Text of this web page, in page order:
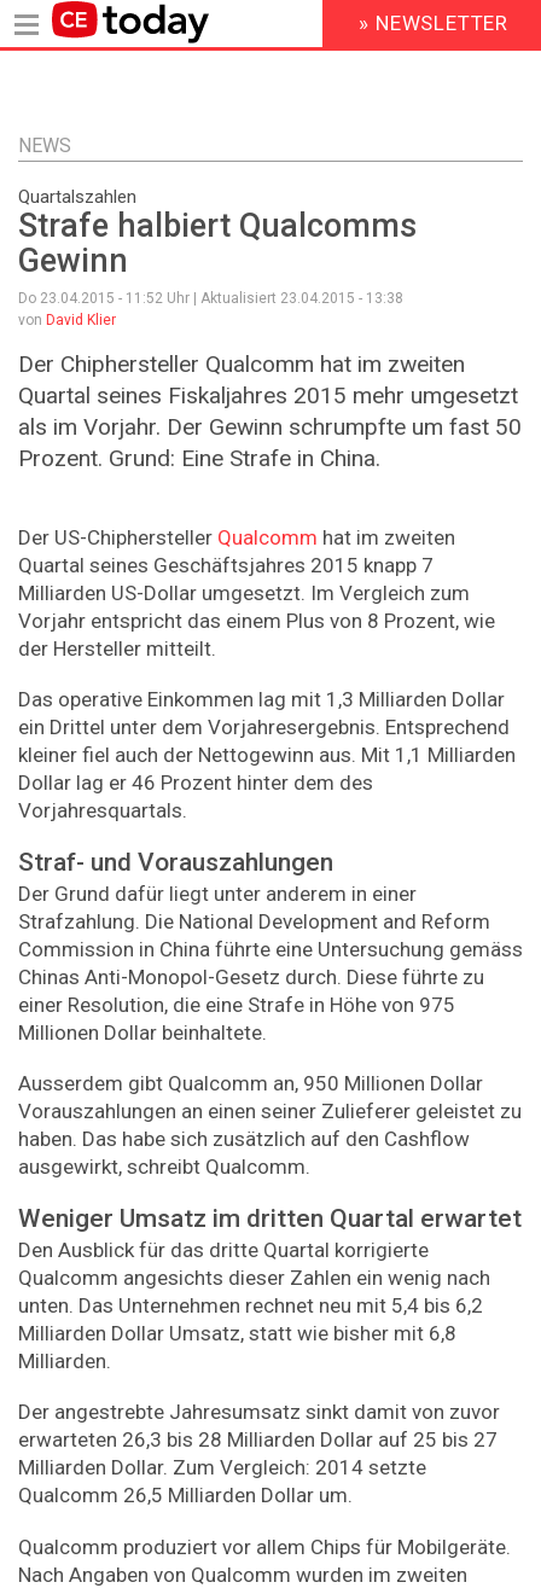
Inhalt
HEADER
MENU
» NEWSLETTER
NEWS
Quartalszahlen
Strafe halbiert Qualcomms
Gewinn
Do 23.04.2015 - 11:52 Uhr | Aktualisiert 23.04.2015 - 13:38
von David Klier
Der Chiphersteller Qualcomm hat im zweiten
Quartal seines Fiskaljahres 2015 mehr umgesetzt
als im Vorjahr. Der Gewinn schrumpfte um fast 50
Prozent. Grund: Eine Strafe in China.
Der US-Chiphersteller Qualcomm hat im zweiten
Quartal seines Geschäftsjahres 2015 knapp 7
Milliarden US-Dollar umgesetzt. Im Vergleich zum
Vorjahr entspricht das einem Plus von 8 Prozent, wie
der Hersteller mitteilt.
Das operative Einkommen lag mit 1,3 Milliarden Dollar
ein Drittel unter dem Vorjahresergebnis. Entsprechend
kleiner fiel auch der Nettogewinn aus. Mit 1,1 Milliarden
Dollar lag er 46 Prozent hinter dem des
Vorjahresquartals.
Straf- und Vorauszahlungen
Der Grund dafür liegt unter anderem in einer
Strafzahlung. Die National Development and Reform
Commission in China führte eine Untersuchung gemäss
Chinas Anti-Monopol-Gesetz durch. Diese führte zu
einer Resolution, die eine Strafe in Höhe von 975
Millionen Dollar beinhaltete.
Ausserdem gibt Qualcomm an, 950 Millionen Dollar
Vorauszahlungen an einen seiner Zulieferer geleistet zu
haben. Das habe sich zusätzlich auf den Cashflow
ausgewirkt, schreibt Qualcomm.
Weniger Umsatz im dritten Quartal erwartet
Den Ausblick für das dritte Quartal korrigierte
Qualcomm angesichts dieser Zahlen ein wenig nach
unten. Das Unternehmen rechnet neu mit 5,4 bis 6,2
Milliarden Dollar Umsatz, statt wie bisher mit 6,8
Milliarden.
Der angestrebte Jahresumsatz sinkt damit von zuvor
erwarteten 26,3 bis 28 Milliarden Dollar auf 25 bis 27
Milliarden Dollar. Zum Vergleich: 2014 setzte
Qualcomm 26,5 Milliarden Dollar um.
Qualcomm produziert vor allem Chips für Mobilgeräte.
Nach Angaben von Qualcomm wurden im zweiten